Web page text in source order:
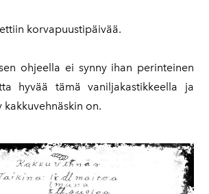
korvapuustipäivää.
ohjeella ei synny ihan perinteinen
hyvää tämä vaniljakastikkeella ja
on.